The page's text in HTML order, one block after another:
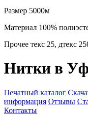
Размер 5000м
Материал 100%
Прочее текс 25, дтекс
Нитки в
Печатный каталог
информация Отзывы
Контакты